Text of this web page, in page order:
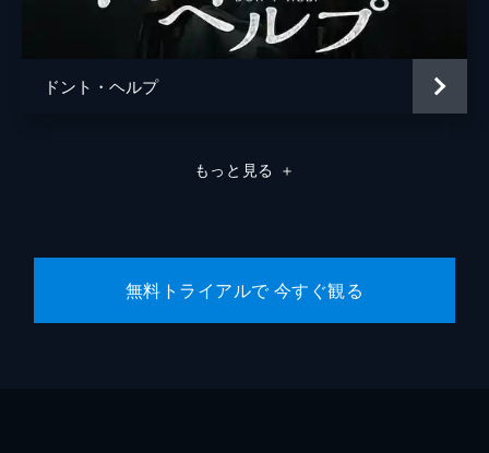
ドント・ヘルプ
もっと見る ＋
無料トライアルで 今すぐ観る